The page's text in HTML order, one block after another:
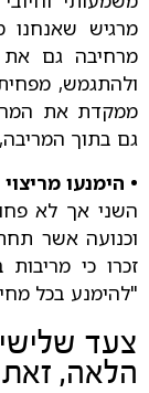
מרגיש
מרחיבה גם את
ולהתגמש,
ממקדת את
גם בתוך
• הימנעו מריצוי
השני אך לא
וכנועה אשר
זכרו כי
"להימנע בכל
צעד
הלאה,